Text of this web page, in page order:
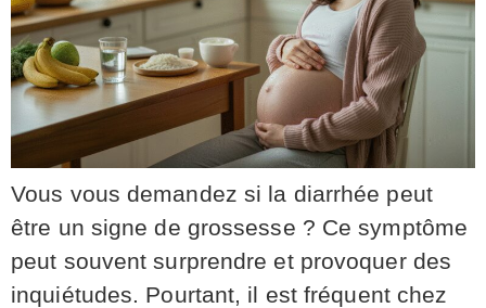
Vous vous demandez si la diarrhée peut
être un signe de grossesse ? Ce symptôme
peut souvent surprendre et provoquer des
inquiétudes. Pourtant, il est fréquent chez